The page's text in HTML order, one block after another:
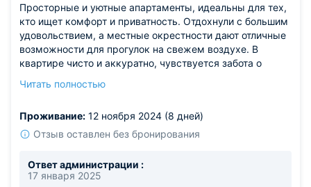
сделаем всё возможное, чтобы ваш отдых был
безупречным!
Просторные и уютные апартаменты, идеальны для тех,
кто ищет комфорт и приватность. Отдохнули с большим
удовольствием, а местные окрестности дают отличные
возможности для прогулок на свежем воздухе. В
квартире чисто и аккуратно, чувствуется забота о
балкона, на котором можно было приятно проводить
Из недостатков: отсутствие кондиционера, в жаркие
дни это могло бы создать дополнительный комфорт.
Читать полностью
Проживание: 12 ноября 2024 (8 дней)
Отзыв оставлен без бронирования
Ответ администрации :
17 января 2025